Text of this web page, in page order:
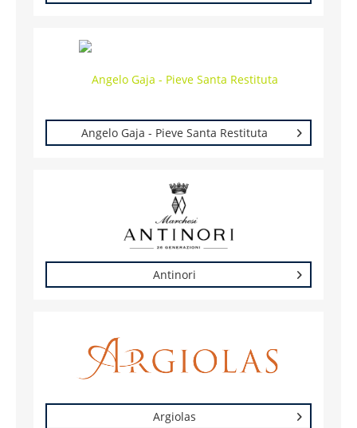
Angelo Gaja - Pieve Santa Restituta
Antinori
Argiolas